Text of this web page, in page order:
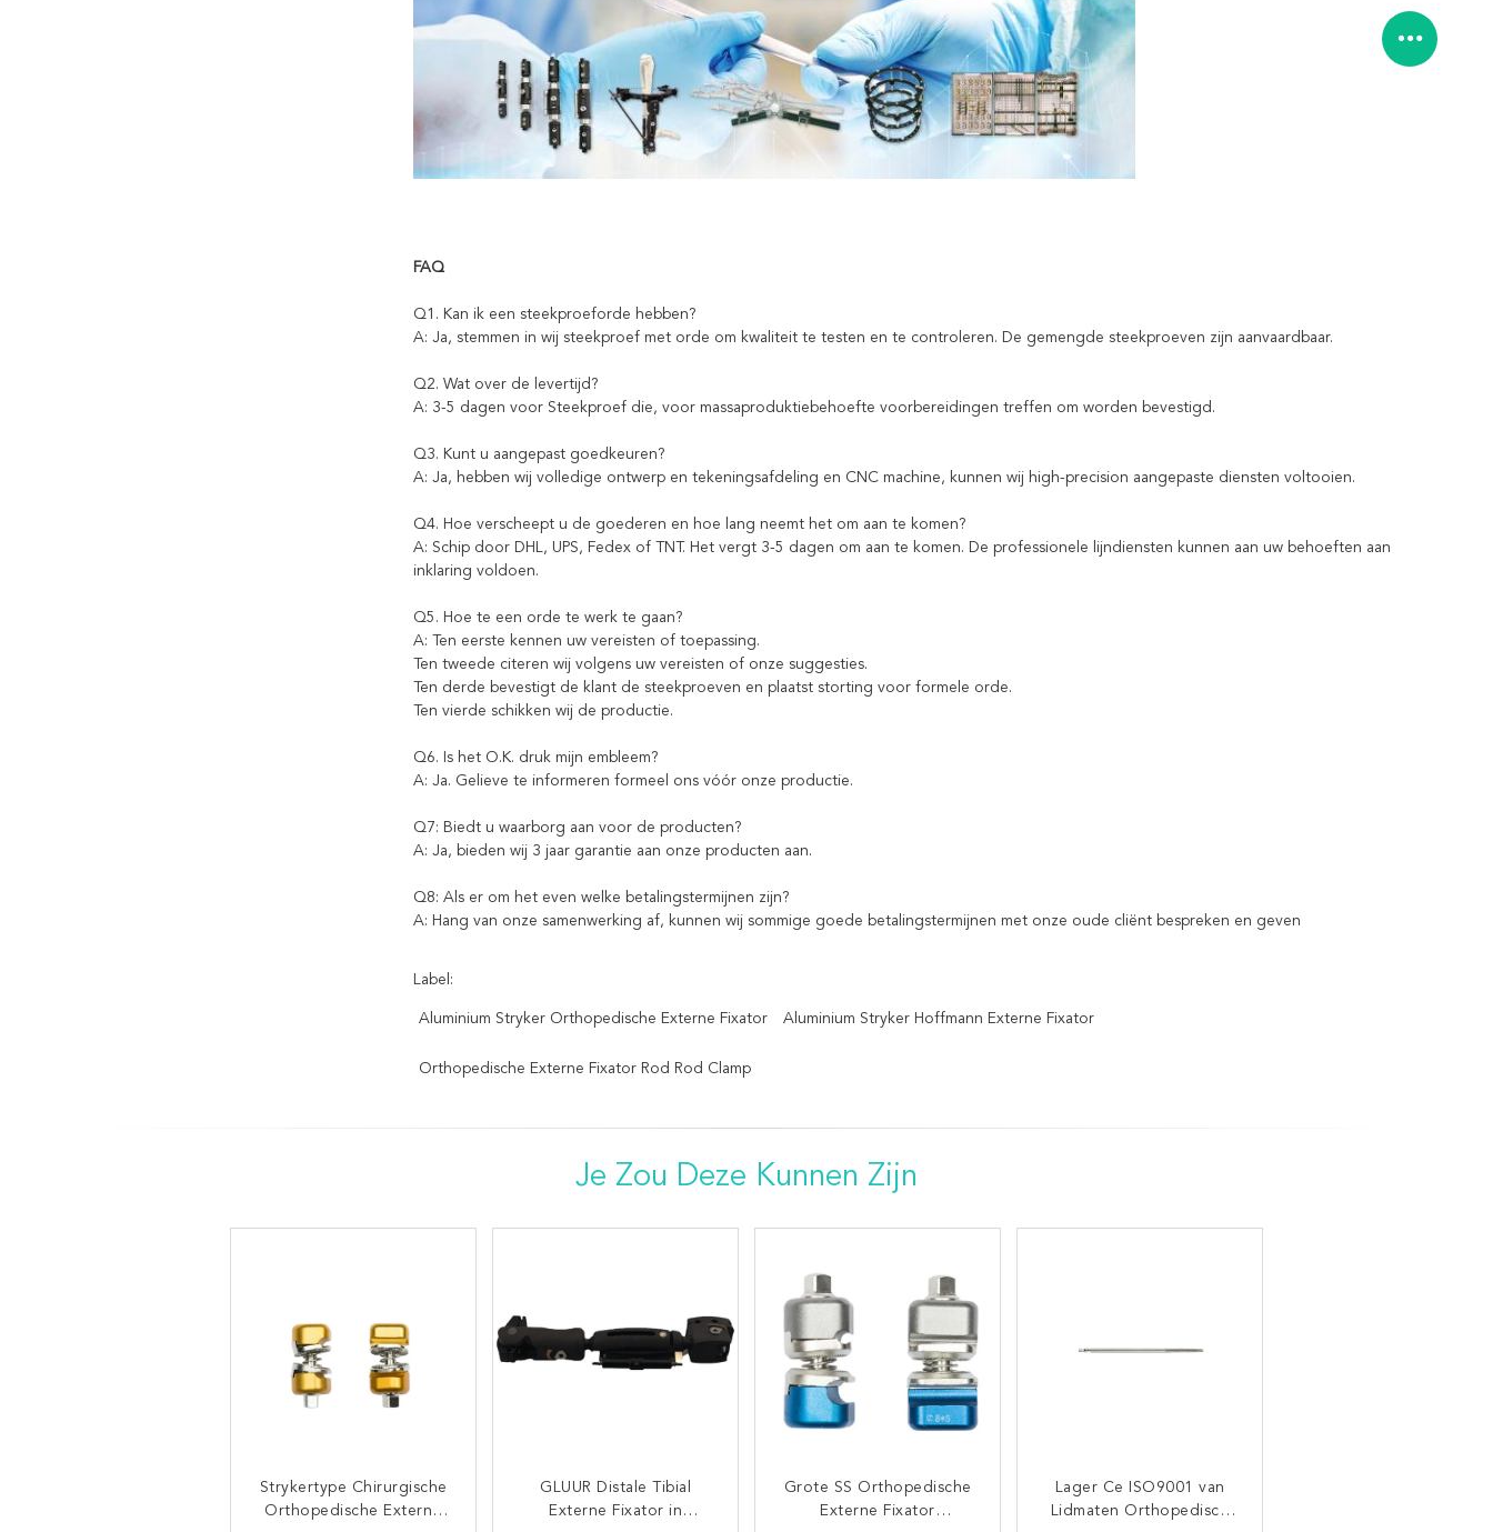
FAQ
Q1. Kan ik een steekproeforde hebben?
A: Ja, stemmen in wij steekproef met orde om kwaliteit te testen en te controleren. De gemengde steekproeven zijn aanvaardbaar.
Q2. Wat over de levertijd?
A: 3-5 dagen voor Steekproef die, voor massaproduktiebehoefte voorbereidingen treffen om worden bevestigd.
Q3. Kunt u aangepast goedkeuren?
A: Ja, hebben wij volledige ontwerp en tekeningsafdeling en CNC machine, kunnen wij high-precision aangepaste diensten voltooien.
Q4. Hoe verscheept u de goederen en hoe lang neemt het om aan te komen?
A: Schip door DHL, UPS, Fedex of TNT. Het vergt 3-5 dagen om aan te komen. De professionele lijndiensten kunnen aan uw behoeften aan
inklaring voldoen.
Q5. Hoe te een orde te werk te gaan?
A: Ten eerste kennen uw vereisten of toepassing.
Ten tweede citeren wij volgens uw vereisten of onze suggesties.
Ten derde bevestigt de klant de steekproeven en plaatst storting voor formele orde.
Ten vierde schikken wij de productie.
Q6. Is het O.K. druk mijn embleem?
A: Ja. Gelieve te informeren formeel ons vóór onze productie.
Q7: Biedt u waarborg aan voor de producten?
A: Ja, bieden wij 3 jaar garantie aan onze producten aan.
Q8: Als er om het even welke betalingstermijnen zijn?
A: Hang van onze samenwerking af, kunnen wij sommige goede betalingstermijnen met onze oude cliënt bespreken en geven
Label:
Aluminium Stryker Orthopedische Externe Fixator Aluminium Stryker Hoffmann Externe Fixator
Orthopedische Externe Fixator Rod Rod Clamp
Je Zou Deze Kunnen Zijn
Strykertype Chirurgische
Orthopedische Externe
GLUUR Distale Tibial
Externe Fixator in
Grote SS Orthopedische
Externe Fixator
Lager Ce ISO9001 van
Lidmaten Orthopedisch
Hoffmann Ii
Orthopedische Externe
SS Blauwe Ortho Externe
Fixator Dwarsklemklasse I
Lagere Lidmaten
Orthopedische Externe
Verzamel Hoffmann 2
Externe